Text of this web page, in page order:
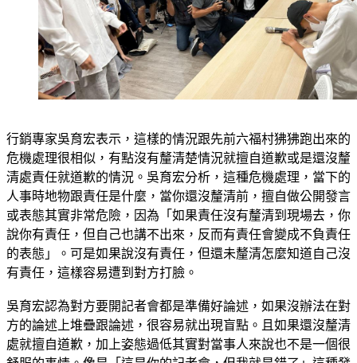
危機處理很相似，有點沒有釐清楚情況就擅自道歉或是還沒釐
清處責任就道歉的情況。吳育宏分析，這種危機處理，當下的
人事時地物跟責任是什麼，當你還沒釐清前，擅自做公開發言
或表態其實非常危險，因為「如果責任沒有釐清到現場去，你
說你有責任，但自己也講不出來，反而有責任會變成不負責任
的表態」。可是如果說沒有責任，但還未釐清怎麼知道自己沒
有責任，這樣容易遭到對方打臉。
方的論述上堆疊跟論述，很容易就出現盲點。且如果還沒釐清
處就擅自道歉，加上姿態過低其實對當事人來說也不是一個很
舒服的事情。像是「這是你的記者會，但我就是錯了」這種發